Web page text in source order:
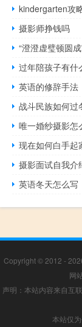
kindergarten攻
摄影师挣钱吗
“澄澄虚璧顿圆
过年陪孩子有什
英语的修辞手法
战斗民族如何过
唯一婚纱摄影怎
现在如何白手起
摄影面试自我介
英语冬天怎么写
Copyright © 2012 -
网
声明：本站内容来自互
本站仅